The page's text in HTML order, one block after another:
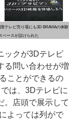
階テレビ売り場にも3D BRAVIAの体験
ペースが設けられた
ックが3Dテレビ
る問い合わせが増
ことができるの
は、3Dテレビに
。店頭で展示して
よっては列がで